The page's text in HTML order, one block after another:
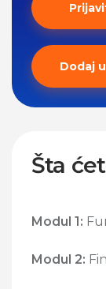
Šta
Modul 1:
Modul 2:
Dodaj